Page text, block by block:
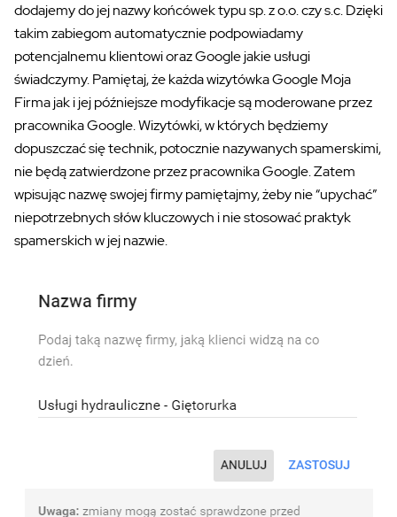
dodajemy do jej nazwy końcówek typu sp. z o.o. czy s.c. Dzięki
takim zabiegom automatycznie podpowiadamy
potencjalnemu klientowi oraz Google jakie usługi
świadczymy. Pamiętaj, że każda wizytówka Google Moja
Firma jak i jej późniejsze modyfikacje są moderowane przez
pracownika Google. Wizytówki, w których będziemy
dopuszczać się technik, potocznie nazywanych spamerskimi,
nie będą zatwierdzone przez pracownika Google. Zatem
wpisując nazwę swojej firmy pamiętajmy, żeby nie “upychać”
niepotrzebnych słów kluczowych i nie stosować praktyk
spamerskich w jej nazwie.